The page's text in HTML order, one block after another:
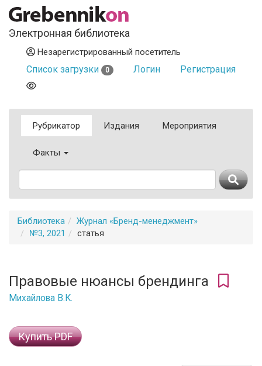
Электронная библиотека
Незарегистрированный посетитель
Список загрузки 0 Логин Регистрация
Рубрикатор Издания Мероприятия
Факты
Библиотека
Журнал «Бренд-менеджмент»
№3, 2021
статья
Правовые нюансы брендинга
Михайлова В.К.
Купить PDF